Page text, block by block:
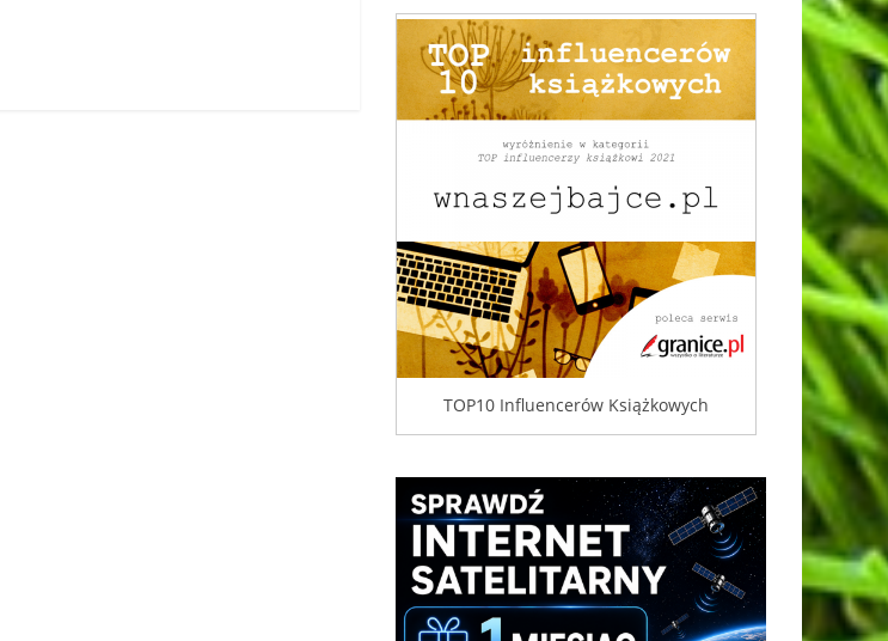
TOP10 Influencerów Książkowych